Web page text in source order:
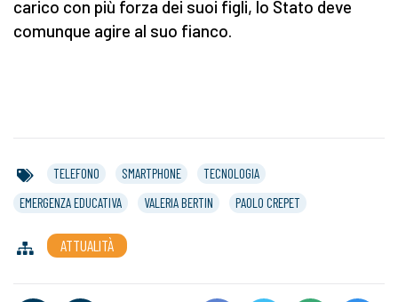
carico con più forza dei suoi figli, lo Stato deve
comunque agire al suo fianco.
TELEFONO SMARTPHONE
TECNOLOGIA
EMERGENZA EDUCATIVA
VALERIA BERTIN PAOLO CREPET
ATTUALITÀ